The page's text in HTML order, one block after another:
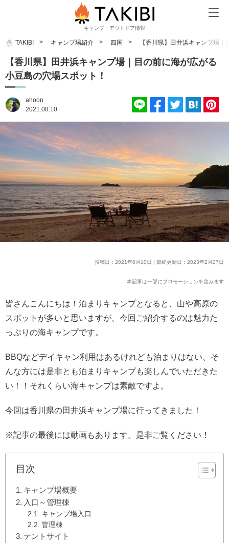
キャンプ・アウトドア情報
TAKIBI キャンプ場紹介 四国 【香川県】田井浜キャンプ場
【香川県】田井浜キャンプ場｜目の前に海が広がる
小豆島の穴場スポット！
ahoon
2021.08.10
投稿日：2021年8月10日 | 最終更新日：2023年2月27日
本記事は一部にプロモーションを含みます
皆さんこんにちは！泊まりキャンプとなると、山や高原の
スポットが多いと思いますが、今回ご紹介するのは魅力た
っぷりの海キャンプです。
BBQなどデイキャン利用はあるけれども泊まりはない、そ
んな方には是非とも泊まりキャンプも楽しんでいただきた
い！！それくらい海キャンプは素敵ですよ。
今回は香川県の田井浜キャンプ場に行ってきました！
※記事の最後には動画もあります。是非ご覧ください！
目次
キャンプ場概要
入口～管理棟
キャンプ場入口
管理棟
テントサイト